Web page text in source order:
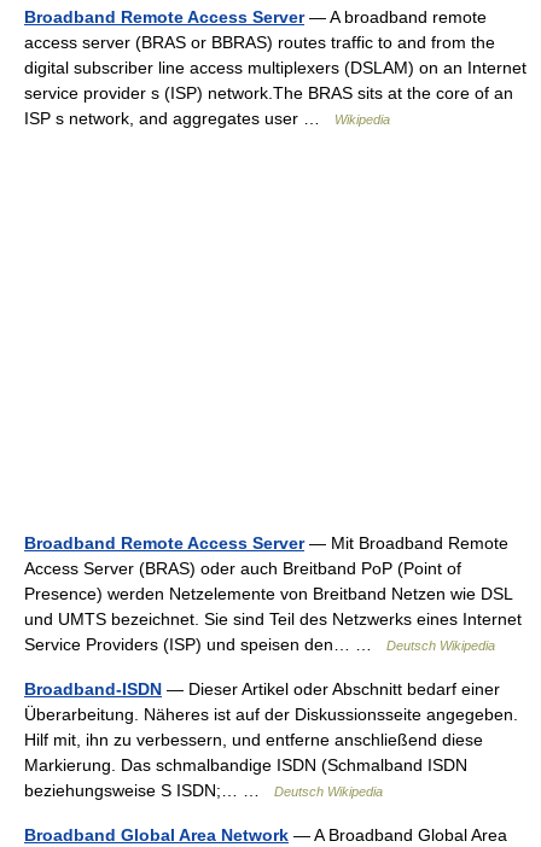
Broadband Remote Access Server— A broadband remote
access server (BRAS or BBRAS) routes traffic to and from the
digital subscriber line access multiplexers (DSLAM) on an Internet
service provider s (ISP) network.The BRAS sits at the core of an
ISP s network, and aggregates user …
Wikipedia
Broadband Remote Access Server— Mit Broadband Remote
Access Server (BRAS) oder auch Breitband PoP (Point of
Presence) werden Netzelemente von Breitband Netzen wie DSL
und UMTS bezeichnet. Sie sind Teil des Netzwerks eines Internet
Service Providers (ISP) und speisen den… …
Deutsch Wikipedia
Broadband-ISDN — Dieser Artikel oder Abschnitt bedarf einer
Überarbeitung. Näheres ist auf der Diskussionsseite angegeben.
Hilf mit, ihn zu verbessern, und entferne anschließend diese
Markierung. Das schmalbandige ISDN (Schmalband ISDN
beziehungsweise S ISDN;… …
Deutsch Wikipedia
Broadband Global Area Network — A Broadband Global Area